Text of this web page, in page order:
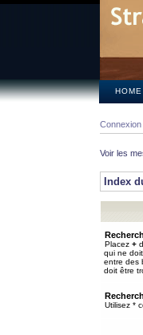
HOME
Connexion
Voir les
Index
Placez +
qui ne
entre des
doit être
Utilisez *